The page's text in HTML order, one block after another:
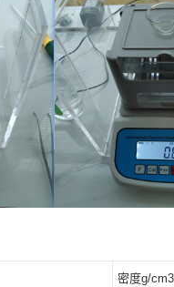
密度g/cm3